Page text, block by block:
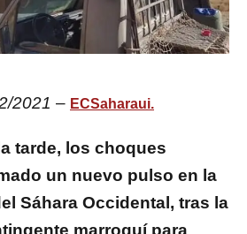
2021 – ECSaharaui.
tarde, los choques
un nuevo pulso en la
Sáhara Occidental, tras la
marroquí para